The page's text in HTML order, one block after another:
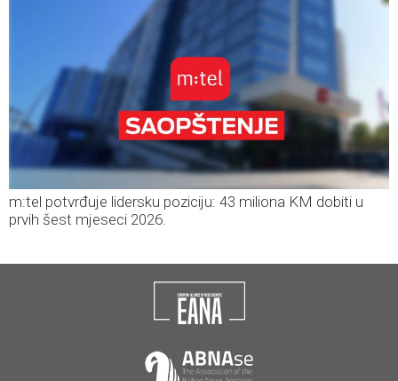
m:tel potvrđuje lidersku poziciju: 43 miliona KM dobiti u
prvih šest mjeseci 2026.